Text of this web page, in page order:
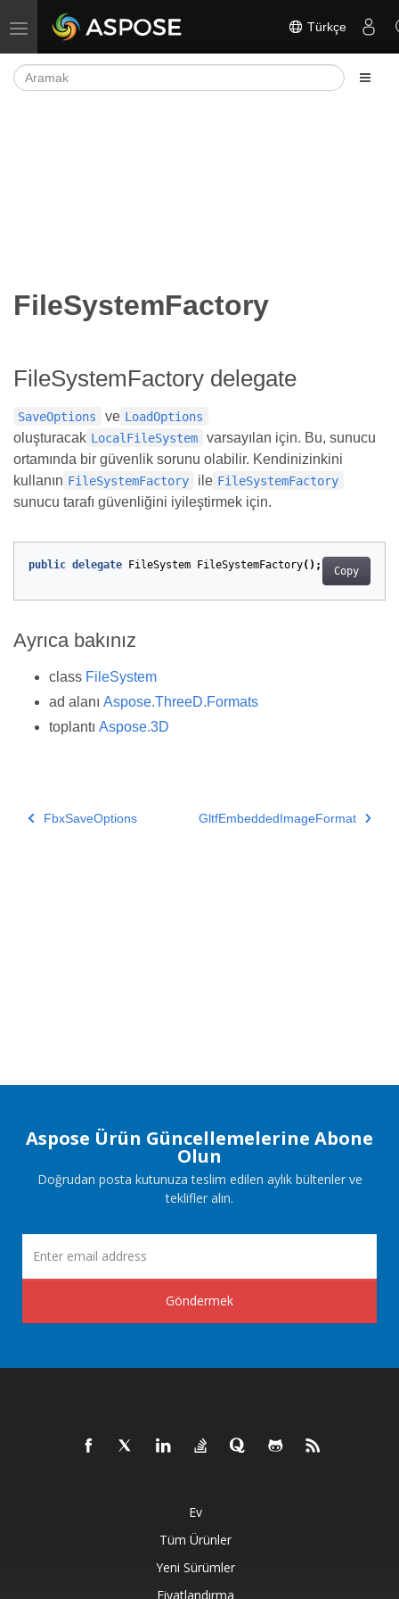
Gezinmeyi aç/kapat Türkçe
FileSystemFactory
FileSystemFactory delegate
SaveOptions ve LoadOptions
oluşturacak LocalFileSystem
varsayılan için. Bu, sunucu
ortamında bir güvenlik sorunu olabilir. Kendinizinkini
kullanın FileSystemFactory ile FileSystemFactory
sunucu tarafı güvenliğini iyileştirmek için.
Copy
public delegate FileSystem FileSystemFactory();
Ayrıca bakınız
class FileSystem
ad alanı Aspose.ThreeD.Formats
toplantı Aspose.3D
FbxSaveOptions GltfEmbeddedImageFormat
Aspose Ürün Güncellemelerine Abone
Olun
Doğrudan posta kutunuza teslim edilen aylık bültenler ve
teklifler alın.
Göndermek
Ev
Tüm Ürünler
Yeni Sürümler
Fiyatlandırma